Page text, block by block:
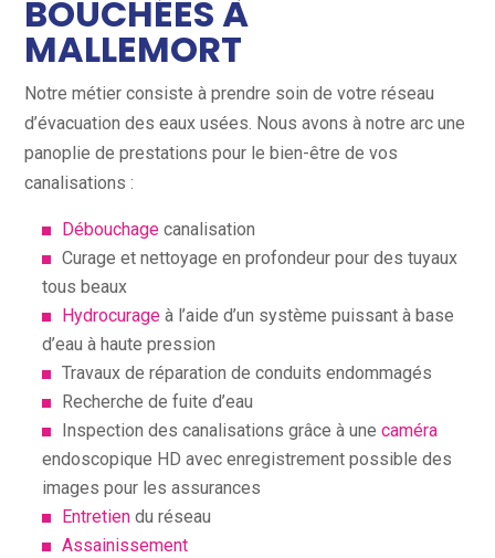
BOUCHÉES À
MALLEMORT
Notre métier consiste à prendre soin de votre réseau
d’évacuation des eaux usées. Nous avons à notre arc une
panoplie de prestations pour le bien-être de vos
canalisations :
Débouchage canalisation
Curage et nettoyage en profondeur pour des tuyaux
tous beaux
Hydrocurage à l’aide d’un système puissant à base
d’eau à haute pression
Travaux de réparation de conduits endommagés
Recherche de fuite d’eau
Inspection des canalisations grâce à unecaméra
endoscopique HD avec enregistrement possible des
images pour les assurances
Entretien du réseau
Assainissement